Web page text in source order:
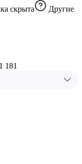
скрыта
Другие
1 181